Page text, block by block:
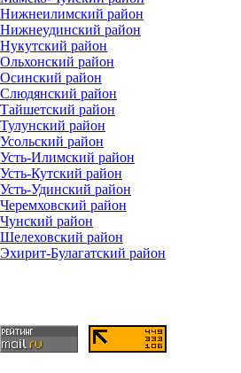
Нижнеилимский район
Нижнеудинский район
Нукутский район
Ольхонский район
Осинский район
Слюдянский район
Тайшетский район
Тулунский район
Усольский район
Усть-Илимский район
Усть-Кутский район
Усть-Удинский район
Черемховский район
Чунский район
Шелеховский район
Эхирит-Булагатский район